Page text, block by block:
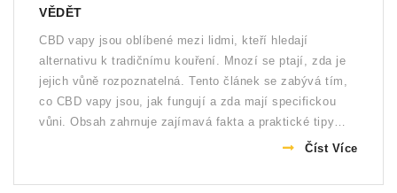
VĚDĚT
CBD vapy jsou oblíbené mezi lidmi, kteří hledají
alternativu k tradičnímu kouření. Mnozí se ptají, zda je
jejich vůně rozpoznatelná. Tento článek se zabývá tím,
co CBD vapy jsou, jak fungují a zda mají specifickou
vůni. Obsah zahrnuje zajímavá fakta a praktické tipy
Číst Více